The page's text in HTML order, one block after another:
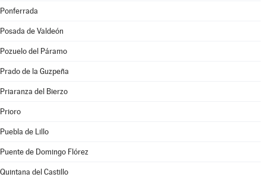
Ponferrada
Posada de Valdeón
Pozuelo del Páramo
Prado de la Guzpeña
Priaranza del Bierzo
Prioro
Puebla de Lillo
Puente de Domingo Flórez
Quintana del Castillo